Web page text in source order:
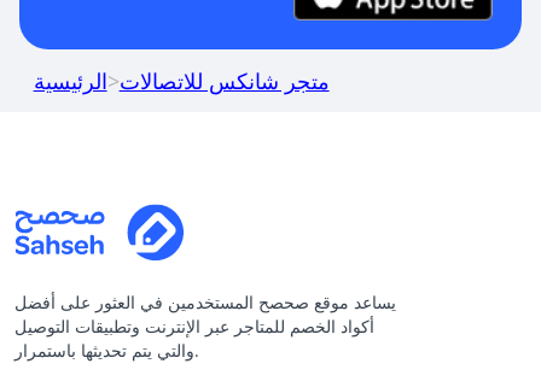
الرئيسية>متجر شانكس للاتصالات
يساعد موقع صحصح المستخدمين في العثور على أفضل
أكواد الخصم للمتاجر عبر الإنترنت وتطبيقات التوصيل
والتي يتم تحديثها باستمرار.